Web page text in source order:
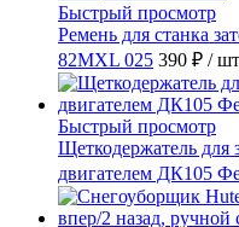
Быстрый просмотр
Ремень для станка
82MXL 025 390 ₽ / шт
Быстрый просмотр
Щеткодержатель для
двигателем ДК105